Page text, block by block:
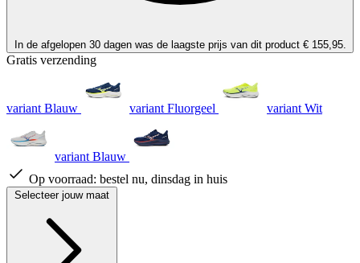
In de afgelopen 30 dagen was de laagste prijs van dit product € 155,95.
Gratis verzending
variant Blauw variant Fluorgeel variant Wit
variant Blauw
Op voorraad: bestel nu, dinsdag in huis
Selecteer jouw maat